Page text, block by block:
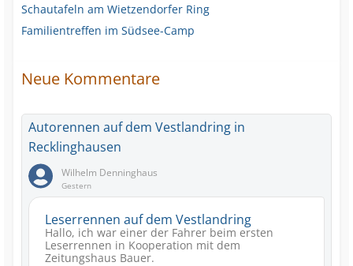
Schautafeln am Wietzendorfer Ring
Familientreffen im Südsee-Camp
Neue Kommentare
Autorennen auf dem Vestlandring in
Recklinghausen
Wilhelm Denninghaus
Gestern
Leserrennen auf dem Vestlandring
Hallo, ich war einer der Fahrer beim ersten
Leserrennen in Kooperation mit dem
Zeitungshaus Bauer.